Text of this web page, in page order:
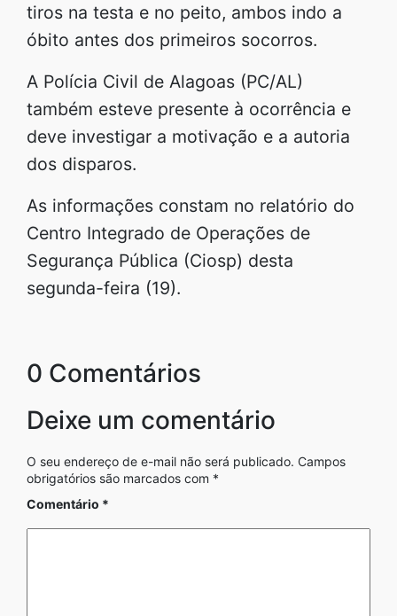
tiros na testa e no peito, ambos indo a
óbito antes dos primeiros socorros.
A Polícia Civil de Alagoas (PC/AL)
também esteve presente à ocorrência e
deve investigar a motivação e a autoria
dos disparos.
As informações constam no relatório do
Centro Integrado de Operações de
Segurança Pública (Ciosp) desta
segunda-feira (19).
0 Comentários
Deixe um comentário
O seu endereço de e-mail não será publicado. Campos
obrigatórios são marcados com *
Comentário *